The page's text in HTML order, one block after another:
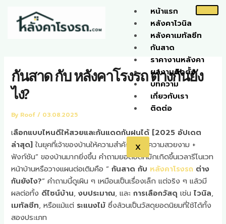
content
หน้าแรก
หลังคาไวนิล
หลังคาเมทัลชีท
กันสาด
ราคางานหลังคา
ผลงานติดตั้ง
บทความ
เกี่ยวกับเรา
ติดต่อ
X
กันสาด กับ หลังคาโรงรถ ต่างกันยัง
ไง?
By Roof/ 03.08.2025
เลือกแบบไหนดีให้สวยและกันแดดกันฝนได้ [2025 อัปเดต
ล่าสุด]ในยุคที่เจ้าของบ้านให้ความสำคัญกับ “ความสวยงาม +
ฟังก์ชัน” ของบ้านมากยิ่งขึ้น คำถามยอดฮิตที่มักเกิดขึ้นเวลารีโนเวท
หน้าบ้านหรือวางแผนต่อเติมคือ “กันสาด กับ หลังคาโรงรถ ต่าง
กันยังไง?” คำถามนี้ดูเผิน ๆ เหมือนเป็นเรื่องเล็ก แต่จริง ๆ แล้วมี
ผลต่อทั้ง ดีไซน์บ้าน,งบประมาณ, และการเลือกวัสดุ เช่นไวนิล,
เมทัลชีท, หรือแม้แต่ ระแนงไม้ ซึ่งล้วนเป็นวัสดุยอดนิยมที่ใช้ได้ทั้ง
สองประเภท